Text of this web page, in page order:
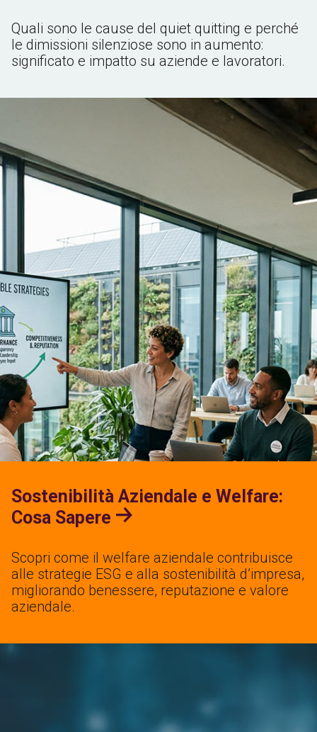
Quali sono le cause del quiet quitting e perché
le dimissioni silenziose sono in aumento:
significato e impatto su aziende e lavoratori.
Sostenibilità Aziendale e Welfare:
Cosa Sapere
Scopri come il welfare aziendale contribuisce
alle strategie ESG e alla sostenibilità d’impresa,
migliorando benessere, reputazione e valore
aziendale.